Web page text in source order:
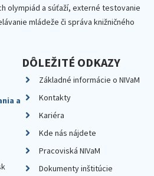
olympiád a súťaží, externé testovanie
mládeže či správa knižničného
a
DÔLEŽITÉ ODKAZY
Základné informácie o NIVaM
Kontakty
Kariéra
Kde nás nájdete
Pracoviská NIVaM
Dokumenty inštitúcie